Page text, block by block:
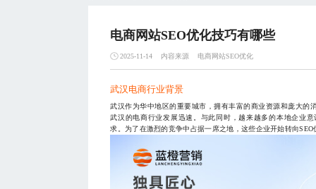
电商网站SEO优化技巧有哪些
2025-11-14 内容来源 电商网站SEO优化
武汉电商行业背景
武汉作为华中地区的重要城市，拥有丰富的商业资源和庞大的
武汉的电商行业发展迅速。与此同时，越来越多的本地企业
求。为了在激烈的竞争中占据一席之地，这些企业开始转向